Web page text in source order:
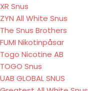
XR Snus
ZYN All White Snus
The Snus Brothers
FUMI Nikotinpåsar
Togo Nicotine AB
TOGO Snus
UAB GLOBAL SNUS